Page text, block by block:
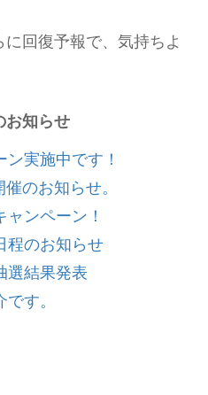
回復予報で、気持ちよ
お知らせ
実施中です！
のお知らせ。
ンペーン！
程のお知らせ
選結果発表
す。